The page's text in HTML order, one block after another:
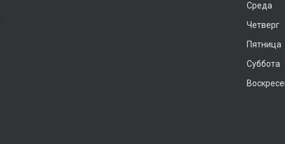
Среда
Четверг
Пятница
Суббота